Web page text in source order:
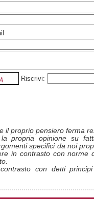
Riscrivi:
il proprio pensiero ferma
propria opinione su
specifici da noi
in contrasto con norme
con detti